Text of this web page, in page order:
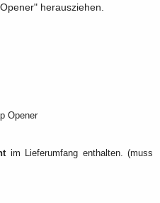
herausziehen.
Opener
im Lieferumfang enthalten. (muss